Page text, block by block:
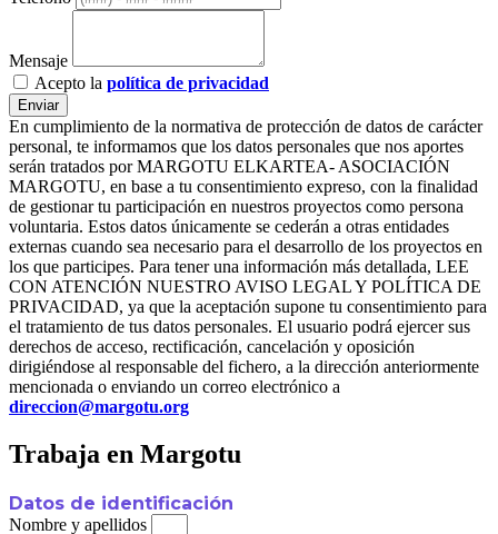
Mensaje
Acepto la política de privacidad
Enviar
En cumplimiento de la normativa de protección de datos de carácter
personal, te informamos que los datos personales que nos aportes
serán tratados por MARGOTU ELKARTEA- ASOCIACIÓN
MARGOTU, en base a tu consentimiento expreso, con la finalidad
de gestionar tu participación en nuestros proyectos como persona
voluntaria. Estos datos únicamente se cederán a otras entidades
externas cuando sea necesario para el desarrollo de los proyectos en
los que participes. Para tener una información más detallada, LEE
CON ATENCIÓN NUESTRO AVISO LEGAL Y POLÍTICA DE
PRIVACIDAD, ya que la aceptación supone tu consentimiento para
el tratamiento de tus datos personales. El usuario podrá ejercer sus
derechos de acceso, rectificación, cancelación y oposición
dirigiéndose al responsable del fichero, a la dirección anteriormente
mencionada o enviando un correo electrónico a
direccion@margotu.org
Trabaja en Margotu
Datos de identificación
Nombre y apellidos